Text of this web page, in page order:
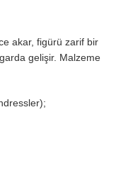
akar, figürü zarif bir
gelişir. Malzeme